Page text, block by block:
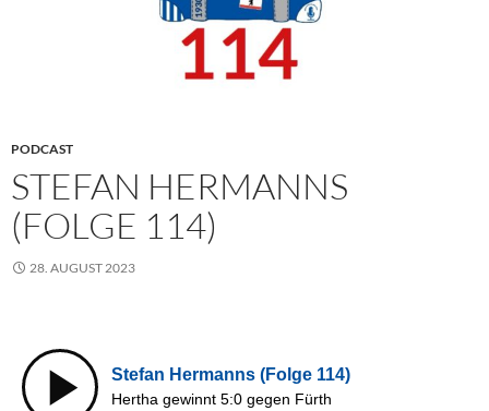
PODCAST
STEFAN HERMANNS
(FOLGE 114)
28. AUGUST 2023